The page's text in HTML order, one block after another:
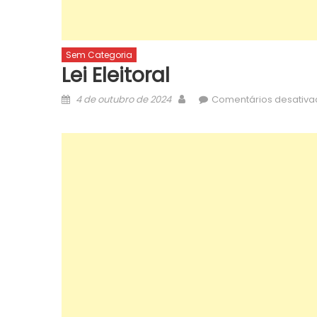
Sem Categoria
Lei Eleitoral
Posted
4 de outubro de 2024 AuthorComentários